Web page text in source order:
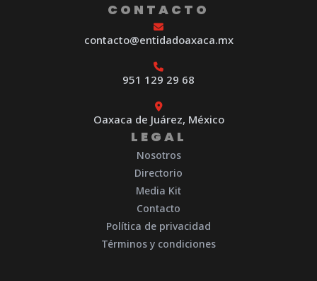
CONTACTO
contacto@entidadoaxaca.mx
951 129 29 68
Oaxaca de Juárez, México
LEGAL
Nosotros
Directorio
Media Kit
Contacto
Política de privacidad
Términos y condiciones